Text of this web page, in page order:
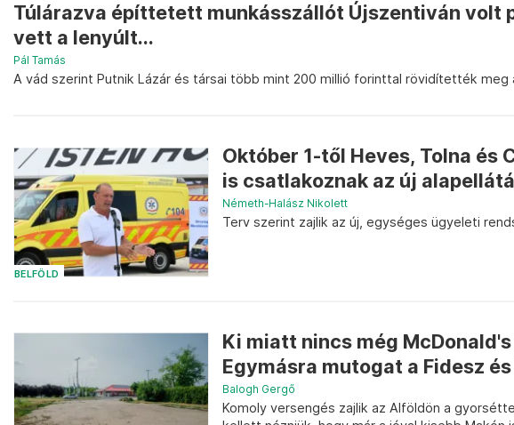
Túlárazva építtetett munkásszállót Újszentiván volt
vett a lenyúlt...
Pál Tamás
A vád szerint Putnik Lázár és társai több mint 200 millió forinttal rövidítették meg
BELFÖLD
Október 1-től Heves, Tolna és
is csatlakoznak az új
Németh-Halász Nikolett
Terv szerint zajlik az új, egységes ügyeleti
Ki miatt nincs még
Egymásra mutogat a Fidesz
Balogh Gergő
Komoly versengés zajlik az Alföldön a